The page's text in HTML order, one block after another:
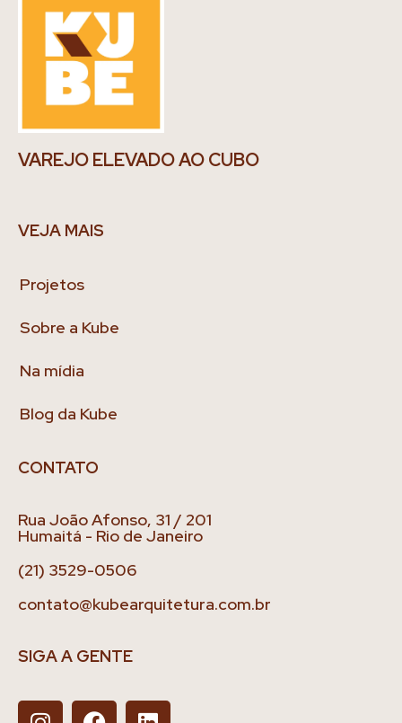
VAREJO ELEVADO AO CUBO
VEJA MAIS
Projetos
Sobre a Kube
Na mídia
Blog da Kube
CONTATO
Rua João Afonso, 31 / 201
Humaitá - Rio de Janeiro
(21) 3529-0506
contato@kubearquitetura.com.br
SIGA A GENTE